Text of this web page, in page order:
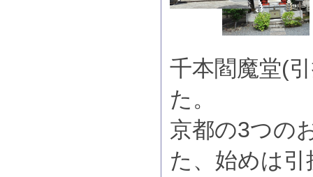
千本閻魔堂(
た。
京都の3つの
た、始めは